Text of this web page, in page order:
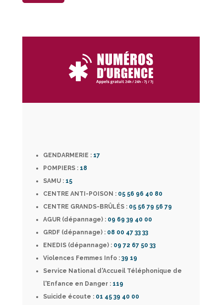
GENDARMERIE : 17
POMPIERS : 18
SAMU : 15
CENTRE ANTI-POISON : 05 56 96 40 80
CENTRE GRANDS-BRÛLÉS : 05 56 79 56 79
AGUR (dépannage) : 09 69 39 40 00
GRDF (dépannage) : 08 00 47 33 33
ENEDIS (dépannage) : 09 72 67 50 33
Violences Femmes Info : 39 19
Service National d'Accueil Téléphonique de
l'Enfance en Danger : 119
Suicide écoute : 01 45 39 40 00